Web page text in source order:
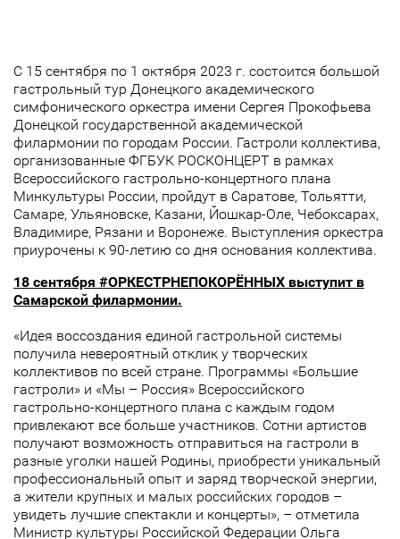
С 15 сентября по 1 октября 2023 г. состоится большой
гастрольный тур Донецкого академического
симфонического оркестра имени Сергея Прокофьева
Донецкой государственной академической
филармонии по городам России. Гастроли коллектива,
организованные ФГБУК РОСКОНЦЕРТ в рамках
Всероссийского гастрольно-концертного плана
Минкультуры России, пройдут в Саратове, Тольятти,
Самаре, Ульяновске, Казани, Йошкар-Оле, Чебоксарах,
Владимире, Рязани и Воронеже. Выступления оркестра
приурочены к 90-летию со дня основания коллектива.
18 сентября #ОРКЕСТРНЕПОКОРЁННЫХ выступит в
Самарской филармонии.
«Идея воссоздания единой гастрольной системы
получила невероятный отклик у творческих
коллективов по всей стране. Программы «Большие
гастроли» и «Мы – Россия» Всероссийского
гастрольно-концертного плана с каждым годом
привлекают все больше участников. Сотни артистов
получают возможность отправиться на гастроли в
разные уголки нашей Родины, приобрести уникальный
профессиональный опыт и заряд творческой энергии,
а жители крупных и малых российских городов –
увидеть лучшие спектакли и концерты», – отметила
Министр культуры Российской Федерации Ольга